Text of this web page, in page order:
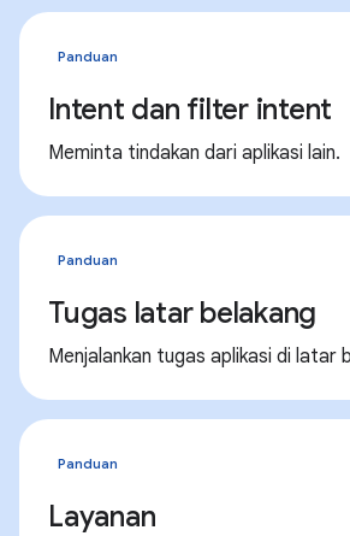
Panduan
Intent dan filter intent
Meminta tindakan dari aplikasi lain.
Panduan
Tugas latar belakang
Menjalankan tugas aplikasi di latar
Panduan
Layanan